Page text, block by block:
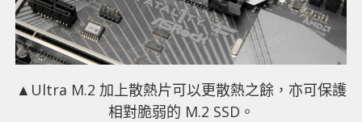
▲Ultra M.2 加上散熱片可以更散熱之餘，亦可保護
相對脆弱的 M.2 SSD。